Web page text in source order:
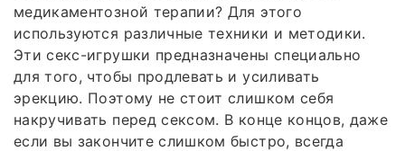
медикаментозной терапии? Для этого
используются различные техники и методики.
Эти секс-игрушки предназначены специально
для того, чтобы продлевать и усиливать
эрекцию. Поэтому не стоит слишком себя
накручивать перед сексом. В конце концов, даже
если вы закончите слишком быстро, всегда